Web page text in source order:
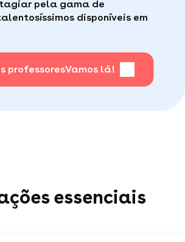
com apena um clique, é muito
qualidade disponível para te ajudar
e-mail, 5J/7).
nossa página de perguntas
.
pela gama de
disponíveis em
professoresVamos lá!
essenciais